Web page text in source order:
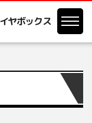
ヤボックス